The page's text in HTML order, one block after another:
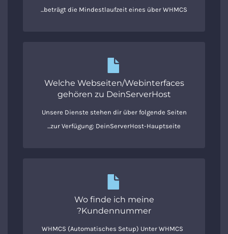
beträgt die Mindestlaufzeit eines über WHMCS...
Welche Webseiten/Webinterfaces
gehören zu DeinServerHost
Unsere Dienste stehen dir über folgende Seiten
zur Verfügung: DeinServerHost-Hauptseite...
Wo finde ich meine
Kundennummer?
WHMCS (Automatisches Setup) Unter WHMCS